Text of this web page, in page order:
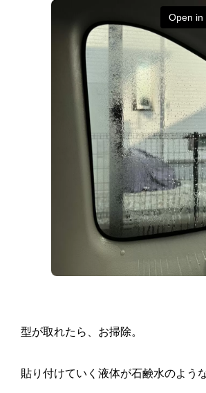
Open in
型が取れたら、お掃除。
貼り付けていく液体が石鹸水のような